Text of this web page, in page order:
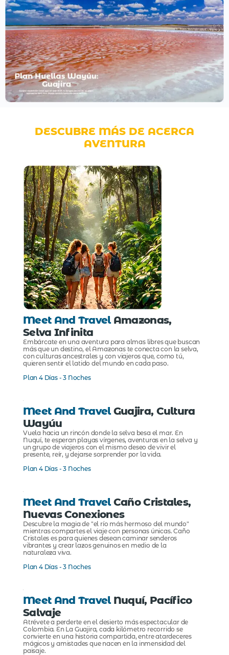
DESCUBRE MÁS DE ACERCA
AVENTURA
Meet And TravelAmazonas,
Selva Infinita
Embárcate en una aventura para almas libres que buscan
más que un destino, el Amazonas te conecta con la selva,
con culturas ancestrales y con viajeros que, como tú,
quieren sentir el latido del mundo en cada paso.
Plan 4 Días - 3 Noches
Meet And TravelGuajira, Cultura
Wayúu
Vuela hacia un rincón donde la selva besa el mar. En
Nuquí, te esperan playas vírgenes, aventuras en la selva y
un grupo de viajeros con el mismo deseo de vivir el
presente, reír, y dejarse sorprender por la vida.
Plan 4 Días - 3 Noches
Meet And TravelCaño Cristales,
Nuevas Conexiones
Descubre la magia de "el río más hermoso del mundo"
mientras compartes el viaje con personas únicas. Caño
Cristales es para quienes desean caminar senderos
vibrantes y crear lazos genuinos en medio de la
naturaleza viva.
Plan 4 Días - 3 Noches
Meet And TravelNuquí, Pacífico
Salvaje
Atrévete a perderte en el desierto más espectacular de
Colombia. En La Guajira, cada kilómetro recorrido se
convierte en una historia compartida, entre atardeceres
mágicos y amistades que nacen en la inmensidad del
paisaje.